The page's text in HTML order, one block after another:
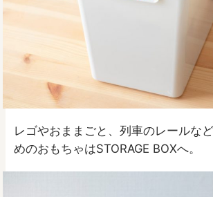
レゴやおままごと、列車のレールな
めのおもちゃはSTORAGE BOXへ。